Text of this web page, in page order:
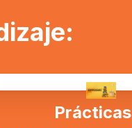
Prácticas